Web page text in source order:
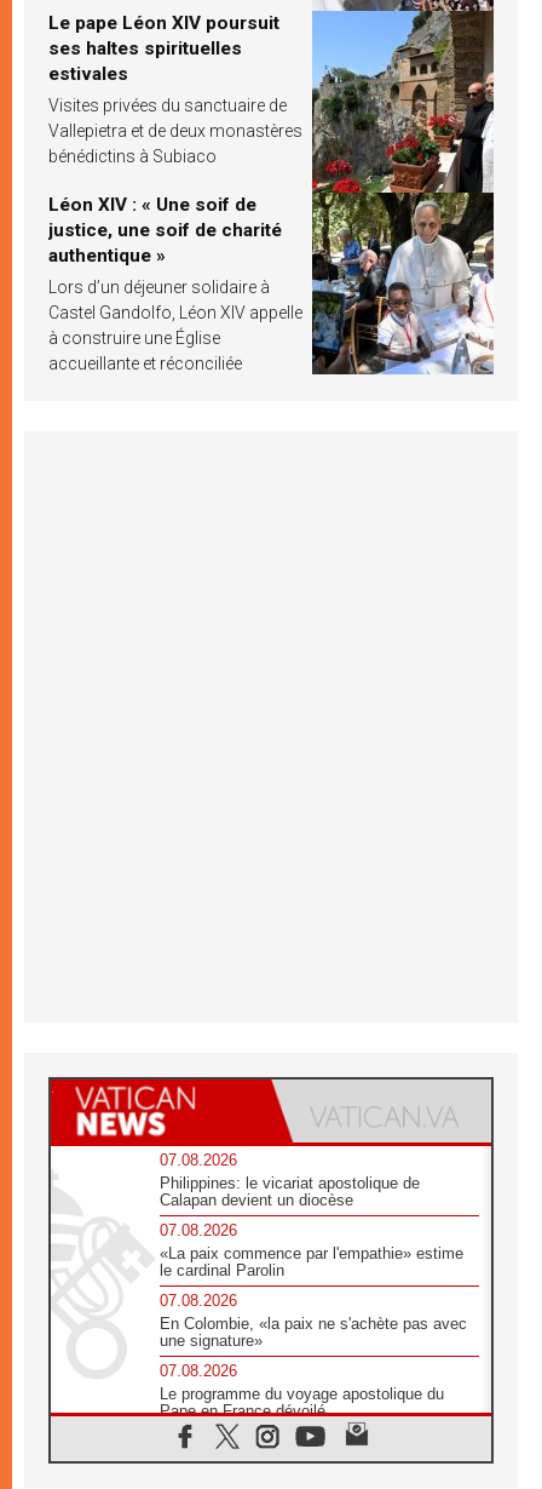
Le pape Léon XIV poursuit
ses haltes spirituelles
estivales
Visites privées du sanctuaire de
Vallepietra et de deux monastères
bénédictins à Subiaco
Léon XIV : « Une soif de
justice, une soif de charité
authentique »
Lors d’un déjeuner solidaire à
Castel Gandolfo, Léon XIV appelle
à construire une Église
accueillante et réconciliée
07.08.2026
Philippines: le vicariat apostolique de
Calapan devient un diocèse
07.08.2026
«La paix commence par l'empathie» estime
le cardinal Parolin
07.08.2026
En Colombie, «la paix ne s'achète pas avec
une signature»
07.08.2026
Le programme du voyage apostolique du
Pape en France dévoilé
07.08.2026
1ère Conférence continentale sur l'éducation